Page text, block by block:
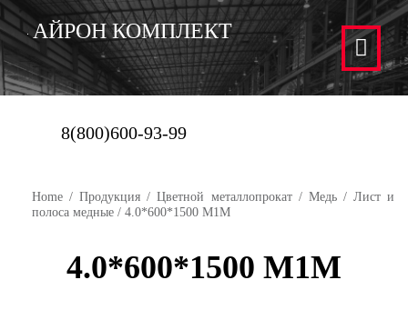
АЙРОН КОМПЛЕКТ
8(800)600-93-99
Home /Продукция /Цветной металлопрокат/ Медь/ Лист и
полоса медные / 4.0*600*1500 М1М
4.0*600*1500 М1М